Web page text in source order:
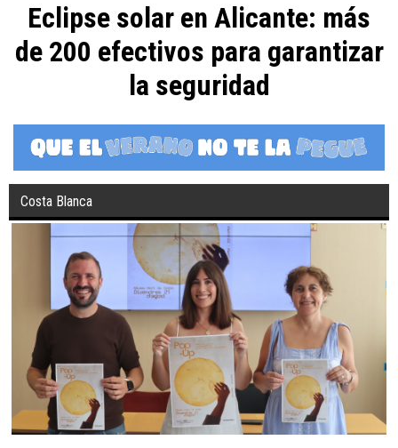
Eclipse solar en Alicante: más
de 200 efectivos para garantizar
la seguridad
Costa Blanca